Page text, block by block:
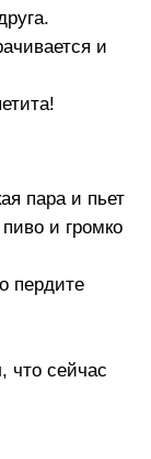
и
пара и пьет
и громко
пердите
что сейчас